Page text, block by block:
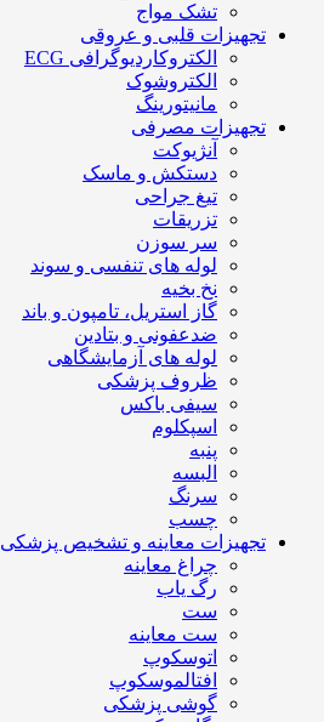
تشک مواج
تجهیزات قلبی و عروقی
الکتروکاردیوگرافی ECG
الکتروشوک
مانیتورینگ
تجهیزات مصرفی
آنژیوکت
دستکش و ماسک
تیغ جراحی
تزریقات
سر سوزن
لوله های تنفسی و سوند
نخ بخیه
گاز استریل، تامپون و باند
ضدعفونی و بتادین
لوله های آزمایشگاهی
ظروف پزشکی
سیفی باکس
اسپکلوم
پنبه
البسه
سرنگ
چسب
تجهیزات معاینه و تشخیص پزشکی
چراغ معاینه
رگ یاب
ست
ست معاینه
اتوسکوپ
افتالموسکوپ
گوشی پزشکی